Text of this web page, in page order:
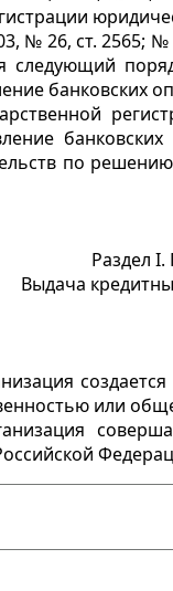
№ 26, ст. 2565;
следующий
банковских
по
Раздел
Выдача
или